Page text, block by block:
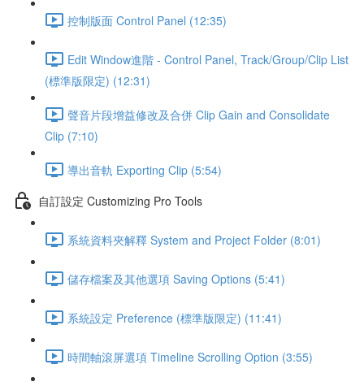
控制版面 Control Panel (12:35)
Edit Window進階 - Control Panel, Track/Group/Clip List
(標準版限定) (12:31)
聲音片段增益修改及合併 Clip Gain and Consolidate
Clip (7:10)
導出音軌 Exporting Clip (5:54)
自訂設定 Customizing Pro Tools
系統資料夾解釋 System and Project Folder (8:01)
儲存檔案及其他選項 Saving Options (5:41)
系統設定 Preference (標準版限定) (11:41)
時間軸滾屏選項 Timeline Scrolling Option (3:55)